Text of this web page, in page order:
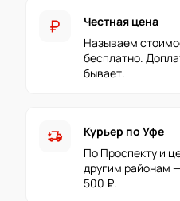
currency_ruble
Честная цена
Называем
бесплатно.
бывает.
delivery_truck_bolt
Курьер по Уфе
По Проспекту и
другим районам
500 ₽.